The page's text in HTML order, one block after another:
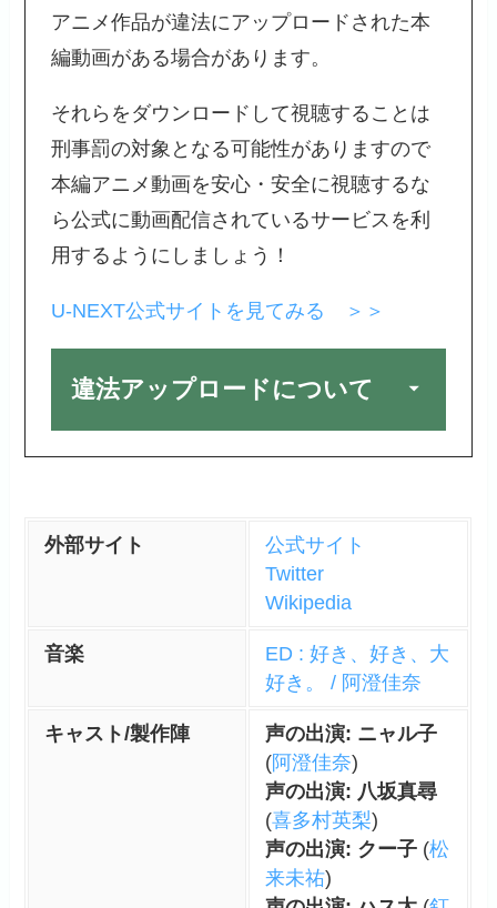
アニメ作品が違法にアップロードされた本
編動画がある場合があります。
それらをダウンロードして視聴することは
刑事罰の対象となる可能性がありますので
本編アニメ動画を安心・安全に視聴するな
ら公式に動画配信されているサービスを利
用するようにしましょう！
U-NEXT公式サイトを見てみる ＞＞
違法アップロードについて
外部サイト
公式サイト
Twitter
Wikipedia
音楽
ED : 好き、好き、大
好き。 / 阿澄佳奈
キャスト/製作陣
声の出演: ニャル子
(阿澄佳奈)
声の出演: 八坂真尋
(喜多村英梨)
声の出演: クー子(松
来未祐)